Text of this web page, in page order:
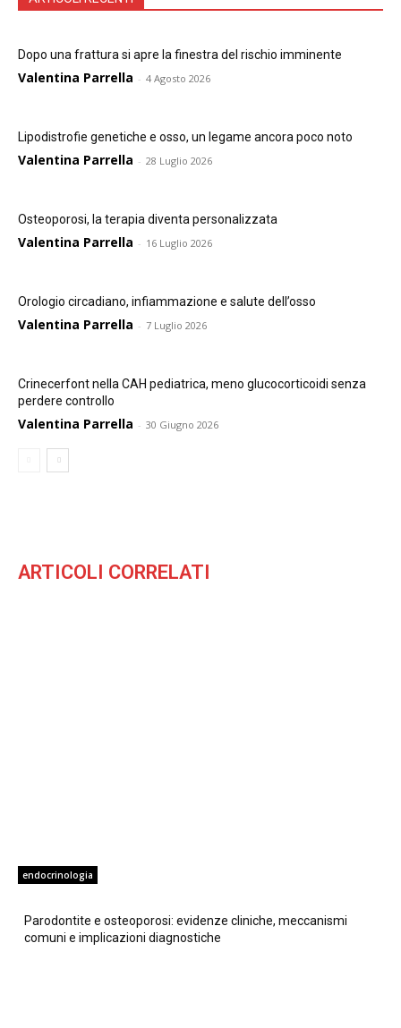
Dopo una frattura si apre la finestra del rischio imminente
Valentina Parrella - 4 Agosto 2026
Lipodistrofie genetiche e osso, un legame ancora poco noto
Valentina Parrella - 28 Luglio 2026
Osteoporosi, la terapia diventa personalizzata
Valentina Parrella - 16 Luglio 2026
Orologio circadiano, infiammazione e salute dell’osso
Valentina Parrella - 7 Luglio 2026
Crinecerfont nella CAH pediatrica, meno glucocorticoidi senza
perdere controllo
Valentina Parrella - 30 Giugno 2026
ARTICOLI CORRELATI
endocrinologia
Parodontite e osteoporosi: evidenze cliniche, meccanismi
comuni e implicazioni diagnostiche